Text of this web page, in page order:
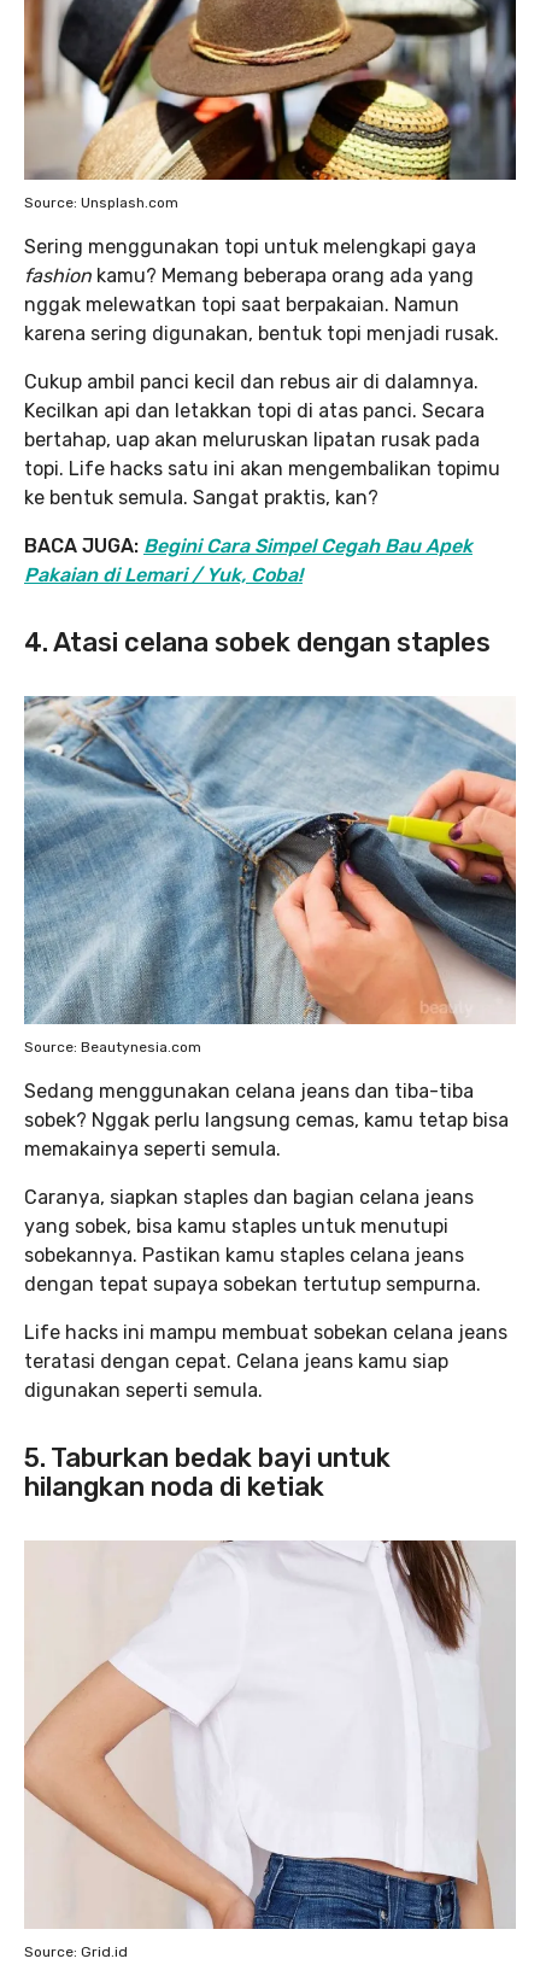
Source: Unsplash.com
Sering menggunakan topi untuk melengkapi gaya
fashion kamu? Memang beberapa orang ada yang
nggak melewatkan topi saat berpakaian. Namun
karena sering digunakan, bentuk topi menjadi rusak.
Cukup ambil panci kecil dan rebus air di dalamnya.
Kecilkan api dan letakkan topi di atas panci. Secara
bertahap, uap akan meluruskan lipatan rusak pada
topi. Life hacks satu ini akan mengembalikan topimu
ke bentuk semula. Sangat praktis, kan?
BACA JUGA: Begini Cara Simpel Cegah Bau Apek
Pakaian di Lemari / Yuk, Coba!
4. Atasi celana sobek dengan staples
Source: Beautynesia.com
Sedang menggunakan celana jeans dan tiba-tiba
sobek? Nggak perlu langsung cemas, kamu tetap bisa
memakainya seperti semula.
Caranya, siapkan staples dan bagian celana jeans
yang sobek, bisa kamu staples untuk menutupi
sobekannya. Pastikan kamu staples celana jeans
dengan tepat supaya sobekan tertutup sempurna.
Life hacks ini mampu membuat sobekan celana jeans
teratasi dengan cepat. Celana jeans kamu siap
digunakan seperti semula.
5. Taburkan bedak bayi untuk
hilangkan noda di ketiak
Source: Grid.id